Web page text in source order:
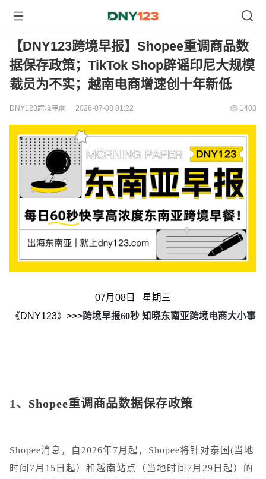
【DNY123跨境早报】Shopee重调商品数
据保存政策；TikTok Shop辟谣印尼大规模
裁员为不实；越南电商增速创十年新低
DNY123跨境电商 2026-07-08 01:22 1403
07月08日 星期三
《DNY123》>>>跨境早报60秒 知晓东南亚跨境电商大小事
1、 Shopee重调商品数据保存政策
Shopee消息，自2026年7月起，Shopee将针对泰国(当地
时间7月15日起）和越南站点（当地时间7月29日起）的